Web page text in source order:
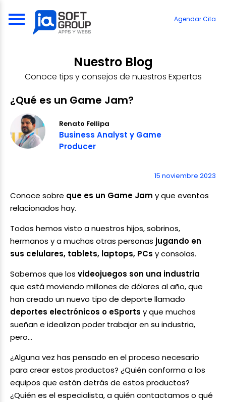
Agendar Cita
Nuestro Blog
Conoce tips y consejos de nuestros Expertos
¿Qué es un Game Jam?
Renato Fellipa
Business Analyst y Game
Producer
15 noviembre 2023
Conoce sobre que es un Game Jam y que eventos
relacionados hay.
Todos hemos visto a nuestros hijos, sobrinos,
hermanos y a muchas otras personas jugando en
sus celulares, tablets, laptops, PCs y consolas.
Sabemos que los videojuegos son una industria
que está moviendo millones de dólares al año, que
han creado un nuevo tipo de deporte llamado
deportes electrónicos o eSports y que muchos
sueñan e idealizan poder trabajar en su industria,
pero…
¿Alguna vez has pensado en el proceso necesario
para crear estos productos? ¿Quién conforma a los
equipos que están detrás de estos productos?
¿Quién es el especialista, a quién contactamos o qué